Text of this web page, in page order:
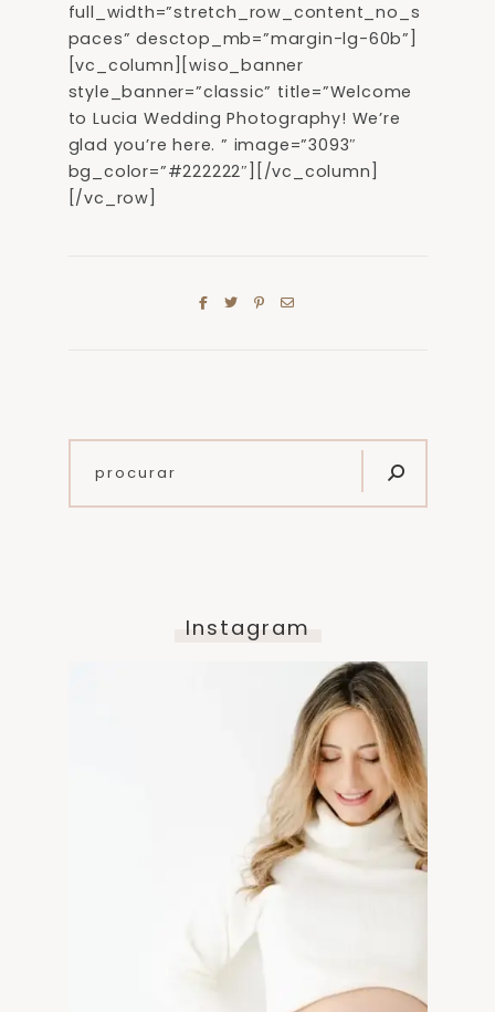
full_width=”stretch_row_content_no_s
paces” desctop_mb=”margin-lg-60b”]
[vc_column][wiso_banner
style_banner=”classic” title=”Welcome
to Lucia Wedding Photography! We’re
glad you’re here. ” image=”3093″
bg_color=”#222222″][/vc_column]
[/vc_row]
Instagram